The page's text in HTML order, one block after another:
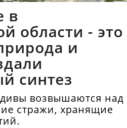
в
области - это
и
синтез
возвышаются над
стражи, хранящие